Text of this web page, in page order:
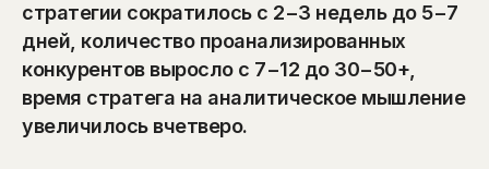
стратегии сократилось с 2−3 недель до 5−7
дней, количество проанализированных
конкурентов выросло с 7−12 до 30−50+,
время стратега на аналитическое мышление
увеличилось вчетверо.